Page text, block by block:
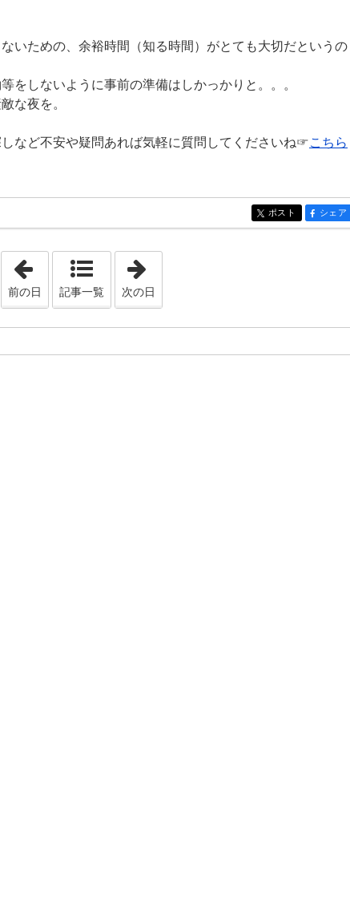
いための、余裕時間（知る時間）がとても大切だというの
をしないように事前の準備はしかっかりと。。。
な夜を。
など不安や疑問あれば気軽に質問してくださいね☞こちら
entry325
ポスト シェア
「2020年7月29日」
前の日 記事一覧 次の日